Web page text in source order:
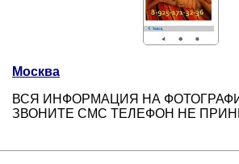
Москва
ВСЯ ИНФОРМАЦИЯ НА
ЗВОНИТЕ СМС ТЕЛЕФОН НЕ